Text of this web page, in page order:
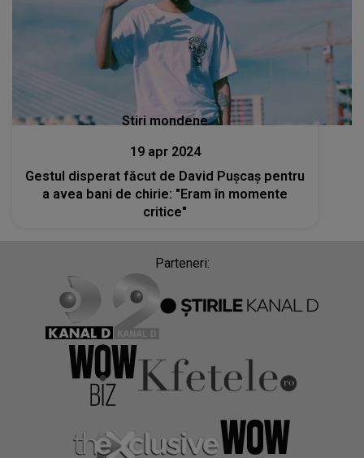
Stiri mondene
19 apr 2024
Gestul disperat făcut de David Pușcaș pentru
a avea bani de chirie: "Eram în momente
critice"
Parteneri: